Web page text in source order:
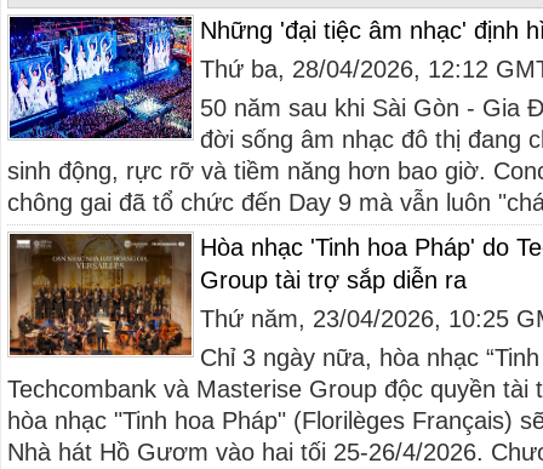
Những 'đại tiệc âm nhạc' định
Thứ ba, 28/04/2026, 12:12
50 năm sau khi Sài Gòn - Gia
đời sống âm nhạc đô thị đang
sinh động, rực rỡ và tiềm năng hơn bao giờ.
chông gai đã tổ chức đến Day 9 mà vẫn luôn
Hòa nhạc 'Tinh hoa Pháp' do
Group tài trợ sắp diễn ra
Thứ năm, 23/04/2026, 10:25
Chỉ 3 ngày nữa, hòa nhạc
Techcombank và Masterise Group độc quyền
hòa nhạc "Tinh hoa Pháp" (Florilèges Français)
Nhà hát Hồ Gươm vào hai tối 25-26/4/2026.